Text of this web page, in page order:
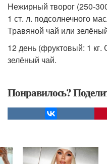
Нежирный творог (250-
1 ст. л. подсолнечного
Травяной чай или
12 день (фруктовый: 1 кг.
зелёный чай.
Понравилось?